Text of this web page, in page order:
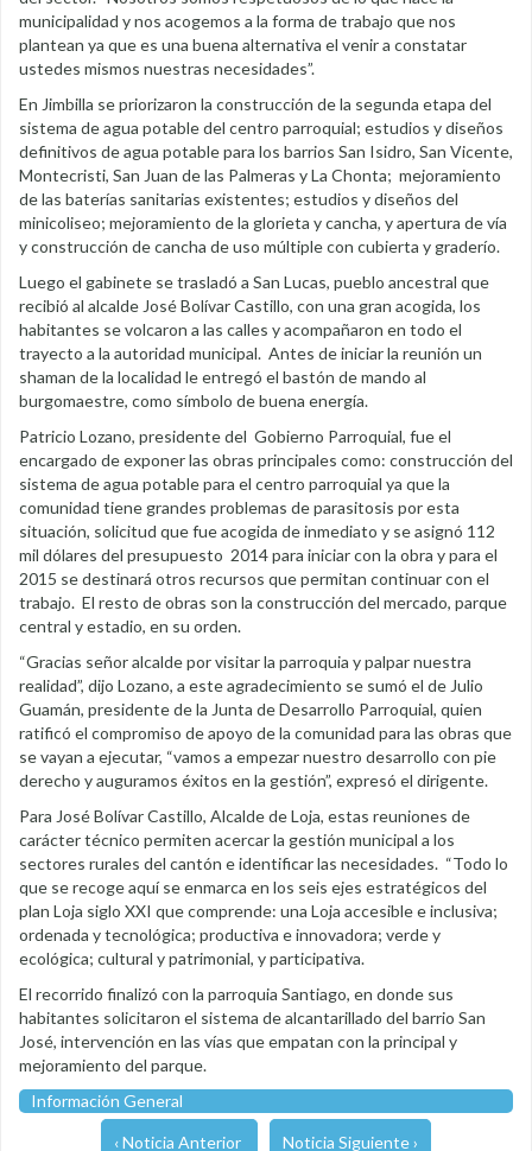
municipalidad y nos acogemos a la forma de trabajo que nos
plantean ya que es una buena alternativa el venir a constatar
ustedes mismos nuestras necesidades”.
En Jimbilla se priorizaron la construcción de la segunda etapa del
sistema de agua potable del centro parroquial; estudios y diseños
definitivos de agua potable para los barrios San Isidro, San Vicente,
Montecristi, San Juan de las Palmeras y La Chonta; mejoramiento
de las baterías sanitarias existentes; estudios y diseños del
minicoliseo; mejoramiento de la glorieta y cancha, y apertura de vía
y construcción de cancha de uso múltiple con cubierta y graderío.
Luego el gabinete se trasladó a San Lucas, pueblo ancestral que
recibió al alcalde José Bolívar Castillo, con una gran acogida, los
habitantes se volcaron a las calles y acompañaron en todo el
trayecto a la autoridad municipal. Antes de iniciar la reunión un
shaman de la localidad le entregó el bastón de mando al
burgomaestre, como símbolo de buena energía.
Patricio Lozano, presidente del Gobierno Parroquial, fue el
encargado de exponer las obras principales como: construcción del
sistema de agua potable para el centro parroquial ya que la
comunidad tiene grandes problemas de parasitosis por esta
situación, solicitud que fue acogida de inmediato y se asignó 112
mil dólares del presupuesto 2014 para iniciar con la obra y para el
2015 se destinará otros recursos que permitan continuar con el
trabajo. El resto de obras son la construcción del mercado, parque
central y estadio, en su orden.
“Gracias señor alcalde por visitar la parroquia y palpar nuestra
realidad”, dijo Lozano, a este agradecimiento se sumó el de Julio
Guamán, presidente de la Junta de Desarrollo Parroquial, quien
ratificó el compromiso de apoyo de la comunidad para las obras que
se vayan a ejecutar, “vamos a empezar nuestro desarrollo con pie
derecho y auguramos éxitos en la gestión”, expresó el dirigente.
Para José Bolívar Castillo, Alcalde de Loja, estas reuniones de
carácter técnico permiten acercar la gestión municipal a los
sectores rurales del cantón e identificar las necesidades. “Todo lo
que se recoge aquí se enmarca en los seis ejes estratégicos del
plan Loja siglo XXI que comprende: una Loja accesible e inclusiva;
ordenada y tecnológica; productiva e innovadora; verde y
ecológica; cultural y patrimonial, y participativa.
El recorrido finalizó con la parroquia Santiago, en donde sus
habitantes solicitaron el sistema de alcantarillado del barrio San
José, intervención en las vías que empatan con la principal y
mejoramiento del parque.
Información General
‹ Noticia Anterior Noticia Siguiente ›